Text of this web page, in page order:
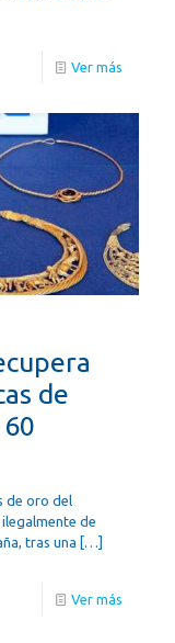
Ver más
de
de oro del
de
tras una […]
Ver más